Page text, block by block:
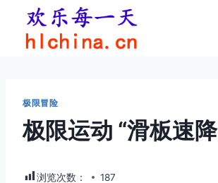
极限冒险
极限运动 “滑板速降
浏览次数： 187